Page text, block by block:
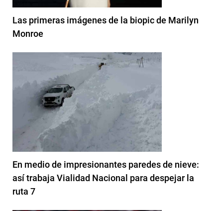
Las primeras imágenes de la biopic de Marilyn
Monroe
En medio de impresionantes paredes de nieve:
así trabaja Vialidad Nacional para despejar la
ruta 7